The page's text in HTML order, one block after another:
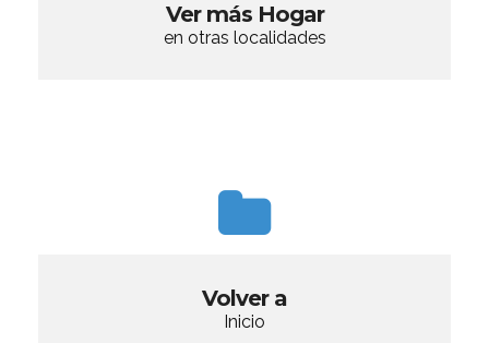
Ver más Hogar
en otras localidades
Volver a
Inicio